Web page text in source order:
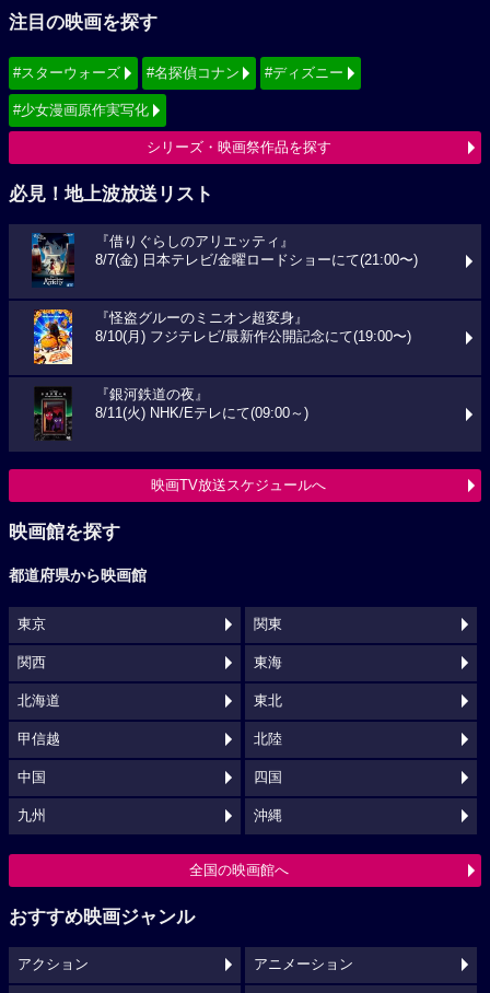
注目の映画を探す
#スターウォーズ #名探偵コナン #ディズニー
#少女漫画原作実写化
シリーズ・映画祭作品を探す
必見！地上波放送リスト
『借りぐらしのアリエッティ』
8/7(金) 日本テレビ/金曜ロードショーにて(21:00〜)
『怪盗グルーのミニオン超変身』
8/10(月) フジテレビ/最新作公開記念にて(19:00〜)
『銀河鉄道の夜』
8/11(火) NHK/Eテレにて(09:00～)
映画TV放送スケジュールへ
映画館を探す
都道府県から映画館
東京 関東
関西 東海
北海道 東北
甲信越 北陸
中国 四国
九州 沖縄
全国の映画館へ
おすすめ映画ジャンル
アクション アニメーション